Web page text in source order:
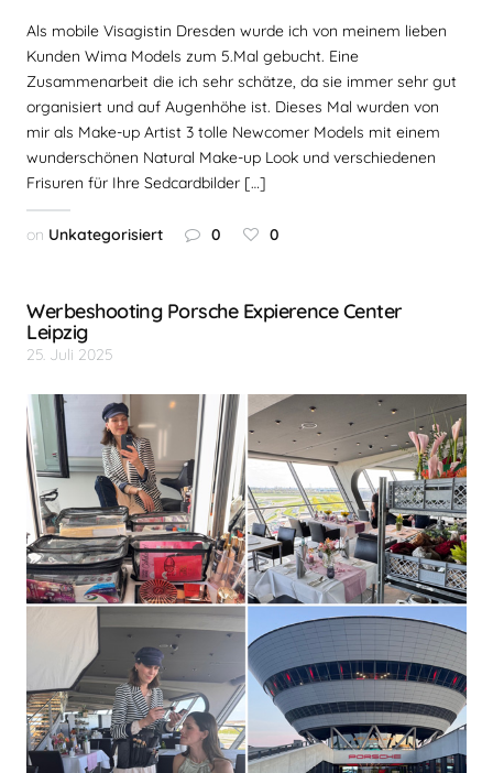
Als mobile Visagistin Dresden wurde ich von meinem lieben
Kunden Wima Models zum 5.Mal gebucht. Eine
Zusammenarbeit die ich sehr schätze, da sie immer sehr gut
organisiert und auf Augenhöhe ist. Dieses Mal wurden von
mir als Make-up Artist 3 tolle Newcomer Models mit einem
wunderschönen Natural Make-up Look und verschiedenen
Frisuren für Ihre Sedcardbilder […]
on Unkategorisiert 0 0
Werbeshooting Porsche Expierence Center
Leipzig
25. Juli 2025